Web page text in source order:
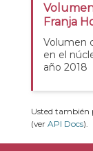
Franja
Volumen
en el
año 2018
Usted también
(ver API Docs).